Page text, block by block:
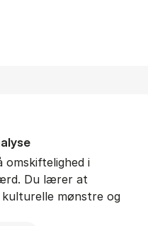
erhvervs­økonomi
i
Du lærer at
mønstre og